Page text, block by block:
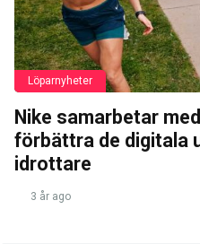
Löparnyheter
Nike samarbetar
förbättra de digitala
idrottare
3 år ago